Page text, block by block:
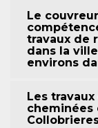
Le
travaux de
dans la
environs
Les
cheminées